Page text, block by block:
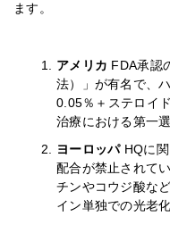
ます。
アメリカ FDA承認
法）」が有名で、
0.05％＋ステロイ
治療における第一
ヨーロッパ HQに
配合が禁止されて
チンやコウジ酸な
イン単独での光老